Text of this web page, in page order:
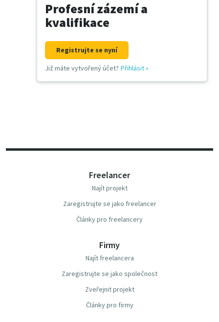
Profesní zázemí a
kvalifikace
Registrujte se nyní
Již máte vytvořený účet? Přihlásit»
Freelancer
Najít projekt
Zaregistrujte se jako freelancer
Články pro freelancery
Firmy
Najít freelancera
Zaregistrujte se jako společnost
Zveřejnit projekt
Články pro firmy